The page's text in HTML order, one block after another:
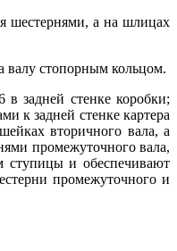
шестернями, а на шлицах
валу стопорным кольцом.
задней стенке коробки;
к задней стенке картера
вторичного вала, а
промежуточного вала,
ступицы и обеспечивают
промежуточного и